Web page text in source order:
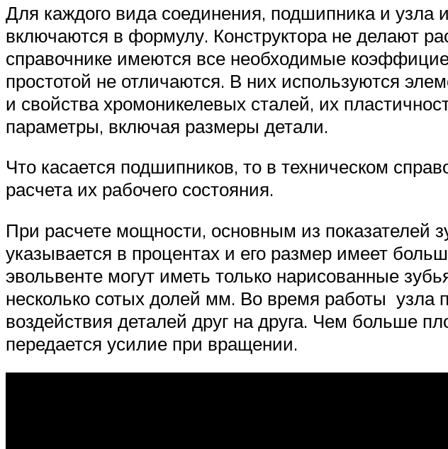
Для каждого вида соединения, подшипника и
включаются в формулу. Конструктора не делают
справочнике имеются все необходимые
простотой не отличаются. В них используются
и свойства хромоникелевых сталей, их
параметры, включая размеры детали.
Что касается подшипников, то в техническом
расчета их рабочего состояния.
При расчете мощности, основным из показателей
указывается в процентах и его размер имеет
эвольвенте могут иметь только нарисованные
несколько сотых долей мм. Во время работы узла
воздействия деталей друг на друга. Чем больше
передается усилие при вращении.